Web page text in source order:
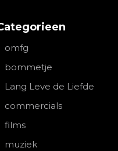
omfg
bommetje
Lang Leve de Liefde
commercials
films
muziek